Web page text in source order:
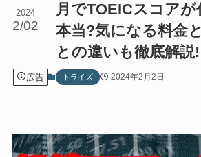
月でTOEICスコア
本当?気になる料金
との違いも徹底解説!
2024
2/02
広告 トライズ 2024年2月2日